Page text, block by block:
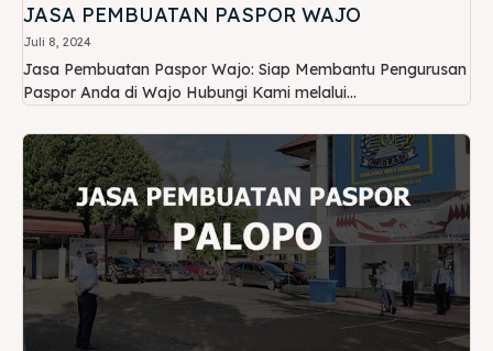
JASA PEMBUATAN PASPOR WAJO
Juli 8, 2024
Jasa Pembuatan Paspor Wajo: Siap Membantu Pengurusan
Paspor Anda di Wajo Hubungi Kami melalui...